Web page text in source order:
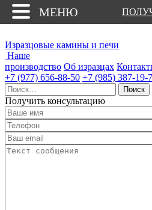
Изразцовые камины и печи
Наше
производство Об изразцах
+7 (977) 656-88-50 +7 (985) 387-19-
Найти:
Получить консультацию
МЕНЮ